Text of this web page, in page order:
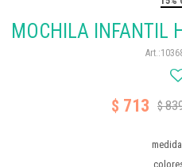
MOCHILA INFANTIL
$ 713 $